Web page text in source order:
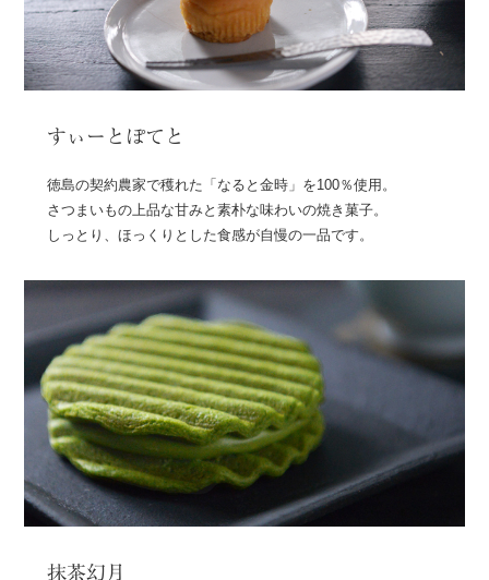
すぃーとぽてと
徳島の契約農家で穫れた「なると金時」を100％使用。
さつまいもの上品な甘みと素朴な味わいの焼き菓子。
しっとり、ほっくりとした食感が自慢の一品です。
抹茶幻月